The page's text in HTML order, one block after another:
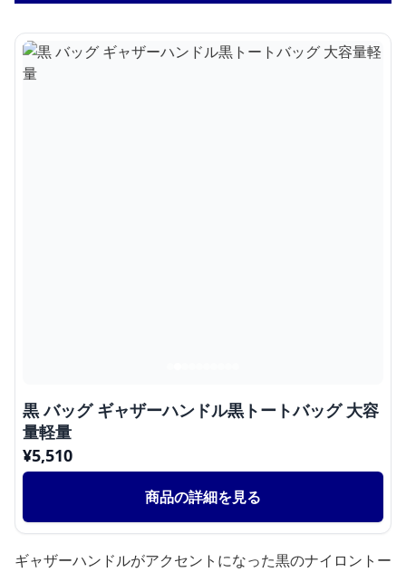
黒 バッグ ギャザーハンドル黒トートバッグ 大容
量軽量
¥5,510
商品の詳細を見る
ギャザーハンドルがアクセントになった黒のナイロントー